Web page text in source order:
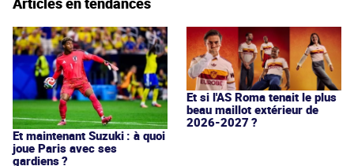
Et maintenant Suzuki : à quoi
joue Paris avec ses
gardiens ?
Et si l'AS Roma tenait le plus
beau maillot extérieur de
2026-2027 ?